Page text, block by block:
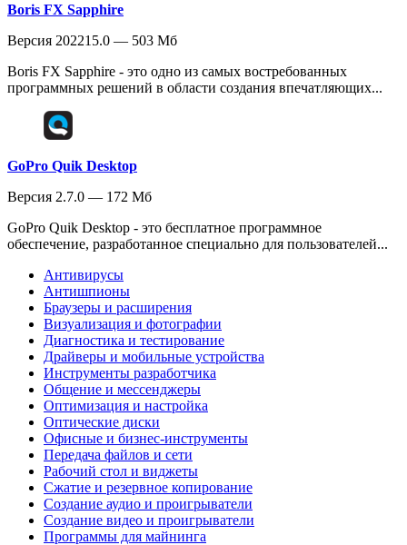
Boris FX Sapphire
Версия 202215.0 — 503 Мб
Boris FX Sapphire - это одно из самых востребованных
программных решений в области создания впечатляющих...
GoPro Quik Desktop
Версия 2.7.0 — 172 Мб
GoPro Quik Desktop - это бесплатное программное
обеспечение, разработанное специально для пользователей...
Антивирусы
Антишпионы
Браузеры и расширения
Визуализация и фотографии
Диагностика и тестирование
Драйверы и мобильные устройства
Инструменты разработчика
Общение и мессенджеры
Оптимизация и настройка
Оптические диски
Офисные и бизнес-инструменты
Передача файлов и сети
Рабочий стол и виджеты
Сжатие и резервное копирование
Создание аудио и проигрыватели
Создание видео и проигрыватели
Программы для майнинга